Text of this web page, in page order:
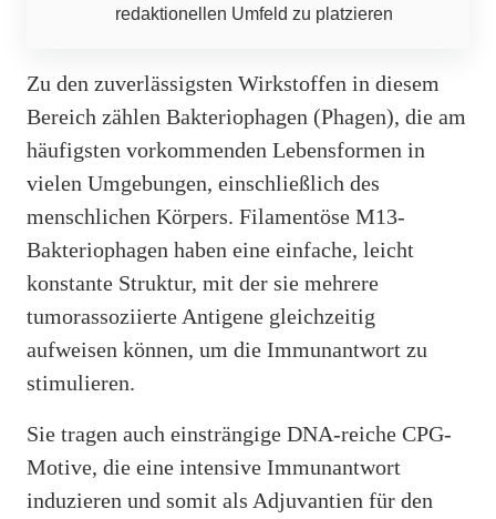
redaktionellen Umfeld zu platzieren
Zu den zuverlässigsten Wirkstoffen in diesem
Bereich zählen Bakteriophagen (Phagen), die am
häufigsten vorkommenden Lebensformen in
vielen Umgebungen, einschließlich des
menschlichen Körpers. Filamentöse M13-
Bakteriophagen haben eine einfache, leicht
konstante Struktur, mit der sie mehrere
tumorassoziierte Antigene gleichzeitig
aufweisen können, um die Immunantwort zu
stimulieren.
Sie tragen auch einsträngige DNA-reiche CPG-
Motive, die eine intensive Immunantwort
induzieren und somit als Adjuvantien für den